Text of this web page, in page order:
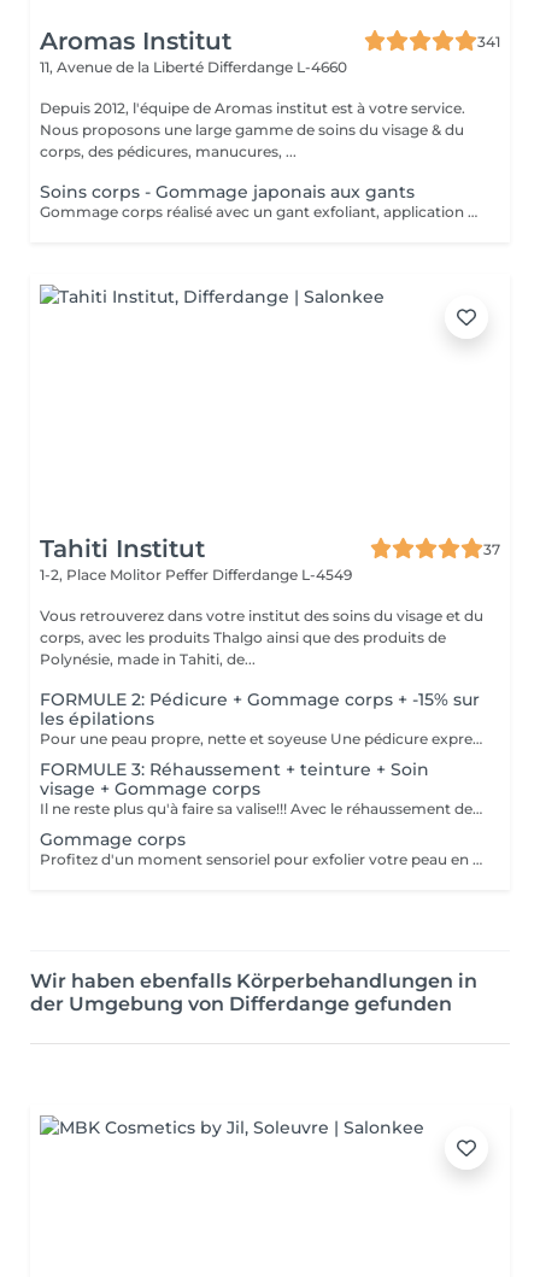
Aromas Institut
341
11, Avenue de la Liberté Differdange L-4660
Depuis 2012, l'équipe de Aromas institut est à votre service.
Nous proposons une large gamme de soins du visage & du
corps, des pédicures, manucures, ...
Soins corps - Gommage japonais aux gants
Gommage corps réalisé avec un gant exfoliant, application d'une huile hydratante idéale pour une peau douce, lisse. Nous vous prions de bien vouloir respecter votre rendez-vous. En prenant rendez-vous, vous occupez une place, dont une autre personne aurait éventuellement besoin. Tout rendez-vous non annulé 24h en avance, est susceptible d'être facturé. (Si vous ne pouvez pas vous présenter à votre RDV, proposez-le éventuellement à un proche ou à un ami) Toute l'équipe de Aromas Institut vous remercie pour votre respect et votre compréhension.
Tahiti Institut
37
1-2, Place Molitor Peffer Differdange L-4549
Vous retrouverez dans votre institut des soins du visage et du
corps, avec les produits Thalgo ainsi que des produits de
Polynésie, made in Tahiti, de...
FORMULE 2: Pédicure + Gommage corps + -15% sur
les épilations
Pour une peau propre, nette et soyeuse Une pédicure express au choix rape ou trempage + Coupe et limage des ongles Un gommage du corps (Monoï ou coco) parfait pour préparer la peau au bronzage -15 % Sur toutes vos épilations ( à rajouter à votre RDV) Pour plus de précision, n'hésitez pas whatsapp, SMS ou appel au 661 555 858
FORMULE 3: Réhaussement + teinture + Soin
visage + Gommage corps
Il ne reste plus qu'à faire sa valise!!! Avec le réhaussement des cils et la teinture, plus besoin de mascara, la tranquillité assurée pendant les vacances Soin du visage Bora Bora ( gommage et massage à l'huile de coco) Gommage corps (monoï ou coco) parfait pour préparer la peau à l'été, au soleil, à la plage, au bronzage Pour plus de précision, n'hésitez pas whatsapp, SMS ou appel au 661 555 858
Gommage corps
Profitez d'un moment sensoriel pour exfolier votre peau en douceur. En soin seul avec une crème ou encore mieux, avant un massage pour préparer la peau. Pour préparer la peau au soleil, réparer après une exposition, un moment de relaxation, ne rater l'occasion de faire du bien à votre peau et votre corps
Wir haben ebenfalls Körperbehandlungen in
der Umgebung von Differdange gefunden